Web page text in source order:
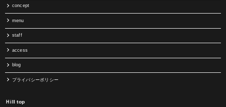
concept
menu
staff
access
blog
プライバシーポリシー
Ｈill top